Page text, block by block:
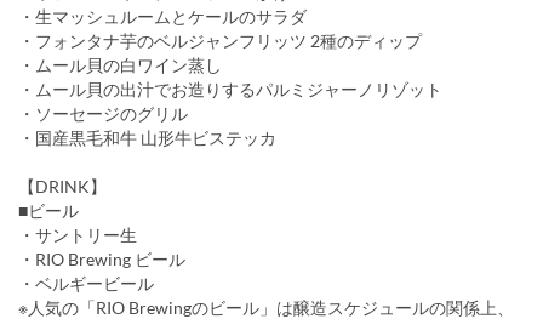
・生マッシュルームとケールのサラダ
・フォンタナ芋のベルジャンフリッツ 2種のディップ
・ムール貝の白ワイン蒸し
・ムール貝の出汁でお造りするパルミジャーノリゾット
・ソーセージのグリル
・国産黒毛和牛 山形牛ビステッカ
【DRINK】
■ビール
・サントリー生
・RIO Brewing ビール
・ベルギービール
※人気の「RIO Brewingのビール」は醸造スケジュールの関係上、